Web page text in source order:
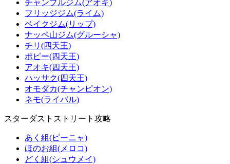
チャンプルジム(アオキ)
フリッジジム(ライム)
ベイクジム(リップ)
ナッペ山ジム(グルーシャ)
チリ(四天王)
ポピー(四天王)
アオキ(四天王)
ハッサク(四天王)
オモダカ(チャンピオン)
ネモ(ライバル)
スターダストストリート攻略
あく組(ピーニャ)
ほのお組(メロコ)
どく組(シュウメイ)